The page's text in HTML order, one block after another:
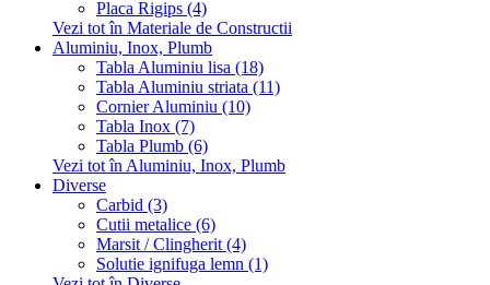
Placa Rigips (4)
Vezi tot în Materiale de Constructii
Aluminiu, Inox, Plumb
Tabla Aluminiu lisa (18)
Tabla Aluminiu striata (11)
Cornier Aluminiu (10)
Tabla Inox (7)
Tabla Plumb (6)
Vezi tot în Aluminiu, Inox, Plumb
Diverse
Carbid (3)
Cutii metalice (6)
Marsit / Clingherit (4)
Solutie ignifuga lemn (1)